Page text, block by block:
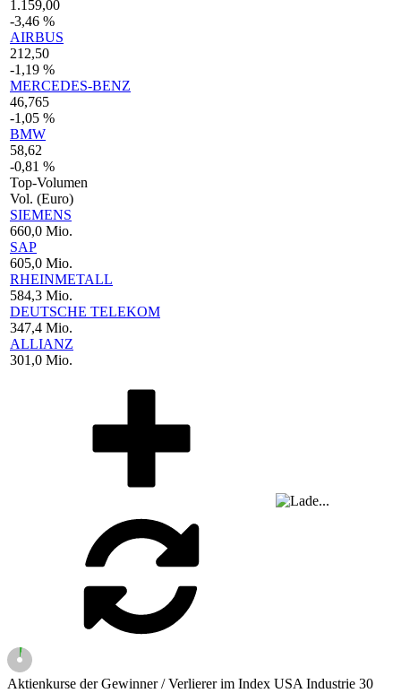
1.159,00
-3,46 %
AIRBUS
212,50
-1,19 %
MERCEDES-BENZ
46,765
-1,05 %
BMW
58,62
-0,81 %
Top-Volumen
Vol. (Euro)
SIEMENS
660,0 Mio.
SAP
605,0 Mio.
RHEINMETALL
584,3 Mio.
DEUTSCHE TELEKOM
347,4 Mio.
ALLIANZ
301,0 Mio.
Aktienkurse der Gewinner / Verlierer im Index USA Industrie 30